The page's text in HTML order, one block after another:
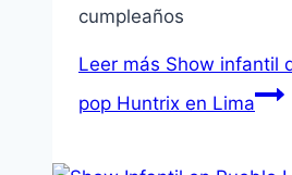
cumpleaños
Leer más Show infantil
pop Huntrix en Lima